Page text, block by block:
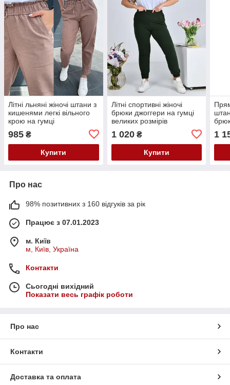
Літні льняні жіночі штани з
кишенями легкі вільного
крою на гумці
985 ₴
Купити
Літні спортивні жіночі
брюки джоггери на гумці
великих розмірів
двонитки 48-66
1 020₴
Купити
1
Про нас
98% позитивних з 160 відгуків за рік
Працює з 07.01.2023
м. Київ
м, Київ, Україна
Контакти
Сьогодні вихідний
Показати весь графік роботи
Про нас
Контакти
Доставка та оплата